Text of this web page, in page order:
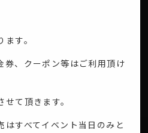
す。
、クーポン等はご利用頂け
て頂きます。
すべてイベント当日のみと